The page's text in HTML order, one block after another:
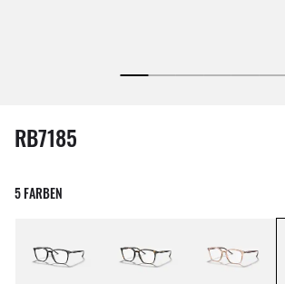
1 Artikel wurde von deiner Wunschliste
RB7185
5 FARBEN